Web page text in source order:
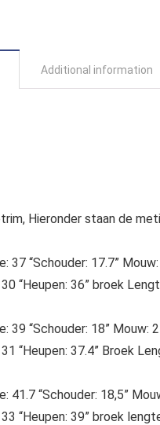
Additional information
Hieronder staan ​​de
37 “Schouder: 17.7”
“Heupen: 36” broek
39 “Schouder: 18” Mouw:
“Heupen: 37.4” Broek
41.7 “Schouder: 18,5”
“Heupen: 39” broek